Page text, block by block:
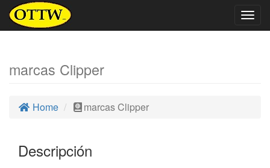
marcas Clipper
Home marcas Clipper
Descripción